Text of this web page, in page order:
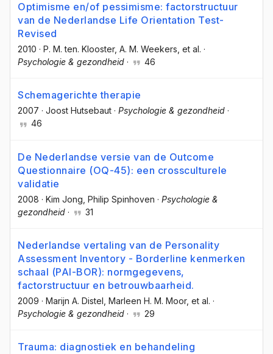
Optimisme en/of pessimisme: factorstructuur
van de Nederlandse Life Orientation Test-
Revised
2010 · P. M. ten. Klooster, A. M. Weekers , et al. ·
Psychologie & gezondheid · 46
Schemagerichte therapie
2007 · Joost Hutsebaut · Psychologie & gezondheid ·
46
De Nederlandse versie van de Outcome
Questionnaire (OQ-45): een crossculturele
validatie
2008 · Kim Jong , Philip Spinhoven · Psychologie &
gezondheid · 31
Nederlandse vertaling van de Personality
Assessment Inventory - Borderline kenmerken
schaal (PAI-BOR): normgegevens,
factorstructuur en betrouwbaarheid.
2009 · Marijn A. Distel , Marleen H. M. Moor, et al. ·
Psychologie & gezondheid · 29
Trauma: diagnostiek en behandeling